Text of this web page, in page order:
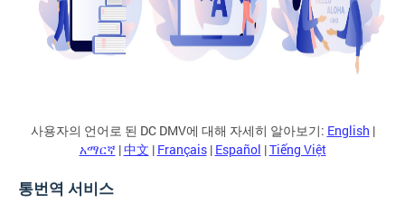
사용자의 언어로 된 DC DMV에 대해 자세히 알아보기: English |
አማርኛ |中文 | Français| Español |Tiếng Việt
통번역 서비스